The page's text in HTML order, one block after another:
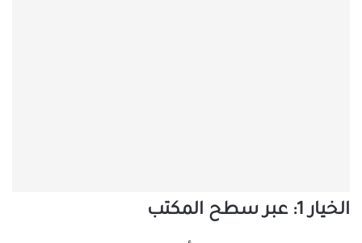
الخيار 1: عبر سطح المكتب